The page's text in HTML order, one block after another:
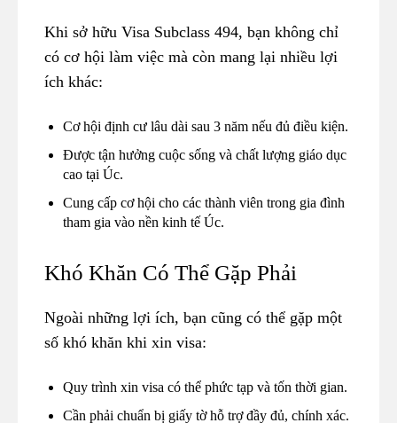
Khi sở hữu Visa Subclass 494, bạn không chỉ
có cơ hội làm việc mà còn mang lại nhiều lợi
ích khác:
Cơ hội định cư lâu dài sau 3 năm nếu đủ điều kiện.
Được tận hưởng cuộc sống và chất lượng giáo dục
cao tại Úc.
Cung cấp cơ hội cho các thành viên trong gia đình
tham gia vào nền kinh tế Úc.
Khó Khăn Có Thể Gặp Phải
Ngoài những lợi ích, bạn cũng có thể gặp một
số khó khăn khi xin visa:
Quy trình xin visa có thể phức tạp và tốn thời gian.
Cần phải chuẩn bị giấy tờ hỗ trợ đầy đủ, chính xác.